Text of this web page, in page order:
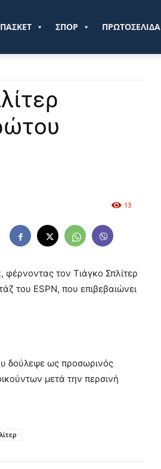
ΣΠΟΡ ΠΡΩΤΟΣΕΛΙΔΑ
13
τον Τιάγκο Σπλίτερ
του ESPN, που επιβεβαιώνει
δούλεψε ως προσωρινός
μετά την περσινή